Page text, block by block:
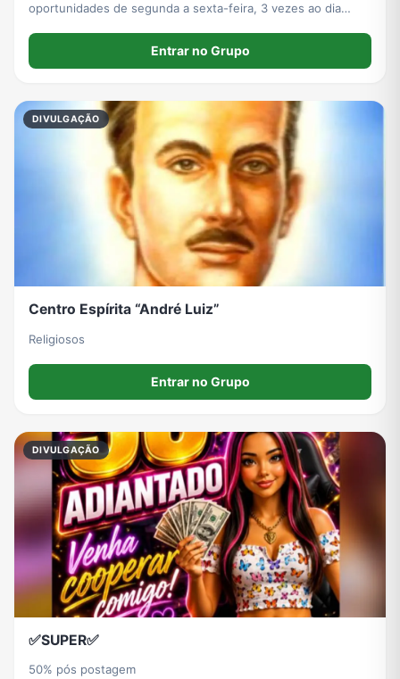
oportunidades de segunda a sexta-feira, 3 vezes ao dia
Entrar no Grupo
DIVULGAÇÃO
Centro Espírita “André Luiz”
Religiosos
Entrar no Grupo
DIVULGAÇÃO
✅SUPER✅
50% pós postagem